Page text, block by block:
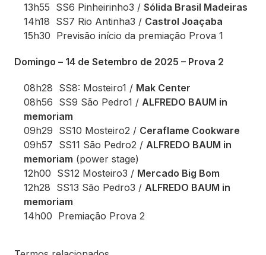
13h55 SS6 Pinheirinho3 / Sólida Brasil Madeiras
14h18 SS7 Rio Antinha3 / Castrol Joaçaba
15h30 Previsão início da premiação Prova 1
Domingo – 14 de Setembro de 2025 – Prova 2
08h28 SS8: Mosteiro1 / Mak Center
08h56 SS9 São Pedro1 / ALFREDO BAUM in
memoriam
09h29 SS10 Mosteiro2 / Ceraflame Cookware
09h57 SS11 São Pedro2 / ALFREDO BAUM in
memoriam (power stage)
12h00 SS12 Mosteiro3 / Mercado Big Bom
12h28 SS13 São Pedro3 / ALFREDO BAUM in
memoriam
14h00 Premiação Prova 2